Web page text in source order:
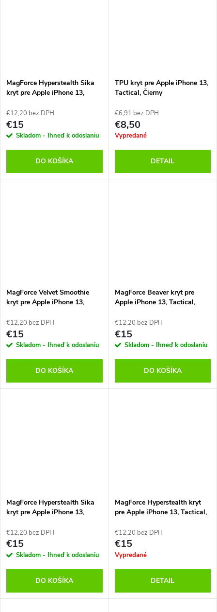
MagForce Hyperstealth Sika
kryt pre Apple iPhone 13,
€12,20 bez DPH
€15
Skladom - Ihneď k odoslaniu
DO KOŠÍKA
TPU kryt pre Apple iPhone 13,
Tactical, Čierny
€6,91 bez DPH
€8,50
Vypredané
DETAIL
MagForce Velvet Smoothie
kryt pre Apple iPhone 13,
€12,20 bez DPH
€15
Skladom - Ihneď k odoslaniu
DO KOŠÍKA
MagForce Beaver kryt pre
Apple iPhone 13, Tactical,
€12,20 bez DPH
€15
Skladom - Ihneď k odoslaniu
DO KOŠÍKA
MagForce Hyperstealth Sika
kryt pre Apple iPhone 13,
€12,20 bez DPH
€15
Skladom - Ihneď k odoslaniu
DO KOŠÍKA
MagForce Hyperstealth kryt
pre Apple iPhone 13, Tactical,
€12,20 bez DPH
€15
Vypredané
DETAIL